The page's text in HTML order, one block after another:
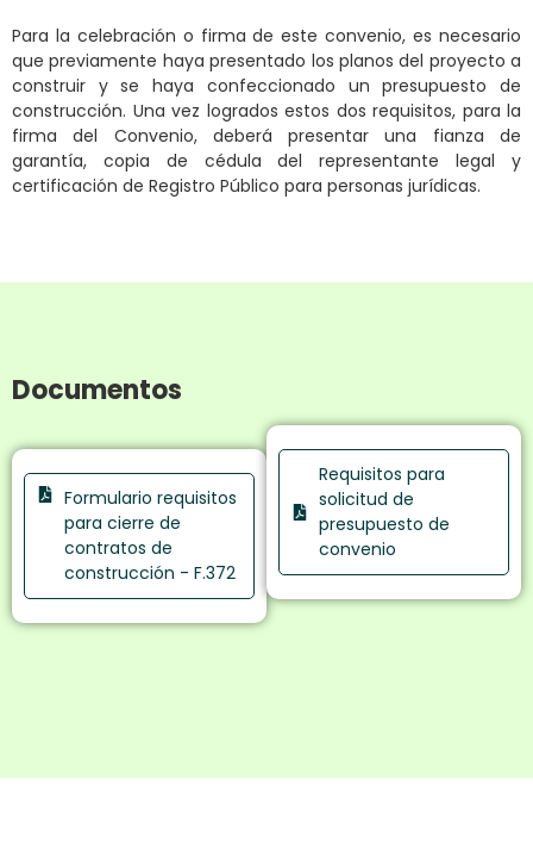
Para la celebración o firma de este convenio, es necesario
que previamente haya presentado los planos del proyecto a
construir y se haya confeccionado un presupuesto de
construcción. Una vez logrados estos dos requisitos, para la
firma del Convenio, deberá presentar una fianza de
garantía, copia de cédula del representante legal y
certificación de Registro Público para personas jurídicas.
Documentos
Formulario requisitos
para cierre de
contratos de
construcción - F.372
Requisitos para
solicitud de
presupuesto de
convenio